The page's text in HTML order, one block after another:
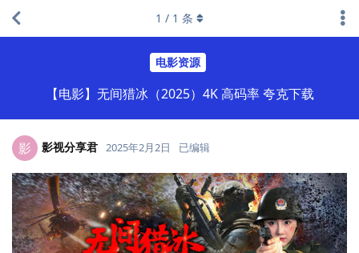
电影资源
【电影】无间猎冰（2025）4K 高码率 夸克下载
1 / 1 条
影 影视分享君 2025年2月2日 已编辑